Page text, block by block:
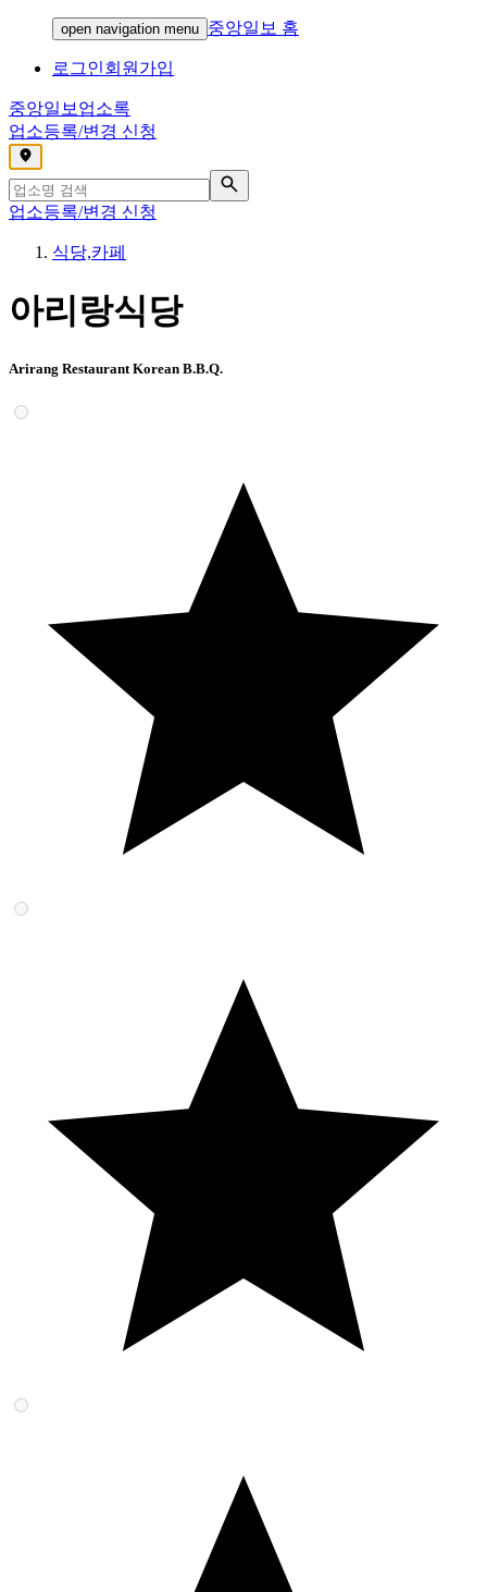
open navigation menu 중앙일보 홈
로그인회원가입
중앙일보 업소록
업소등록/변경 신청
,
업소등록/변경 신청
식당,카페
아리랑식당
Arirang Restaurant Korean B.B.Q.